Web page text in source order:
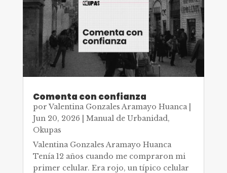
Comenta con confianza
por Valentina Gonzales Aramayo Huanca|
Jun 20, 2026
Manual de Urbanidad,
Okupas
Valentina Gonzales Aramayo Huanca
Tenía 12 años cuando me compraron mi
primer celular. Era rojo, un típico celular